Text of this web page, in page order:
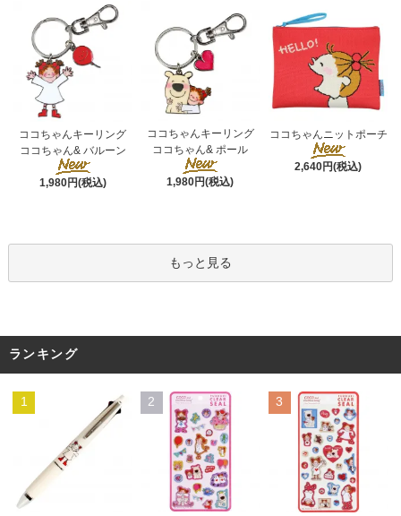
ココちゃんキーリング
ココちゃん& バルーン
1,980円(税込)
ココちゃんキーリング
ココちゃん& ポール
1,980円(税込)
ココちゃんニットポーチ
2,640円(税込)
もっと見る
ランキング
1 2 3